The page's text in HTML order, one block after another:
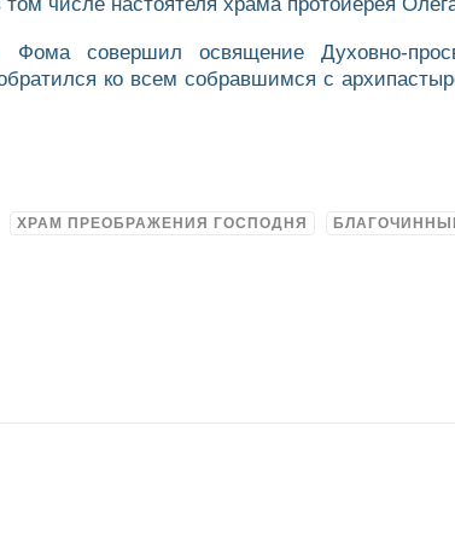
Фома совершил освящение Духовно-
ко всем собравшимся с
ХРАМ ПРЕОБРАЖЕНИЯ ГОСПОДНЯ